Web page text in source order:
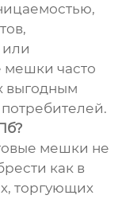
мешки часто
выгодным
мешки не
как в
торгующих